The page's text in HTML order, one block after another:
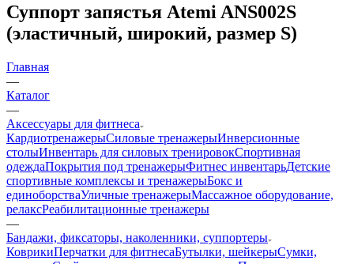
Суппорт запястья Atemi ANS002S
(эластичный, широкий, размер S)
Главная
—
Каталог
—
Аксессуары для фитнеса
КардиотренажерыСиловые тренажерыИнверсионные
столыИнвентарь для силовых тренировокСпортивная
одеждаПокрытия под тренажерыФитнес инвентарьДетские
спортивные комплексы и тренажерыБокс и
единоборстваУличные тренажерыМассажное оборудование,
релаксРеабилитационные тренажеры
—
Бандажи, фиксаторы, наколенники, суппортеры
КоврикиПерчатки для фитнесаБутылки, шейкерыСумки,